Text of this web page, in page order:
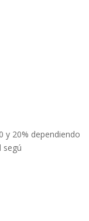
y 20% dependiendo
segú